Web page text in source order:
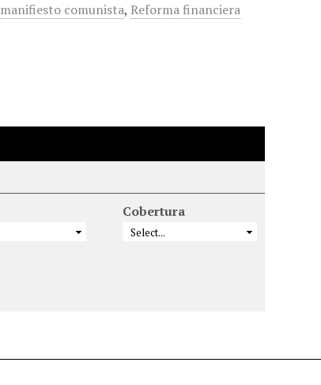
manifiesto comunista, Reforma financiera
Cobertura